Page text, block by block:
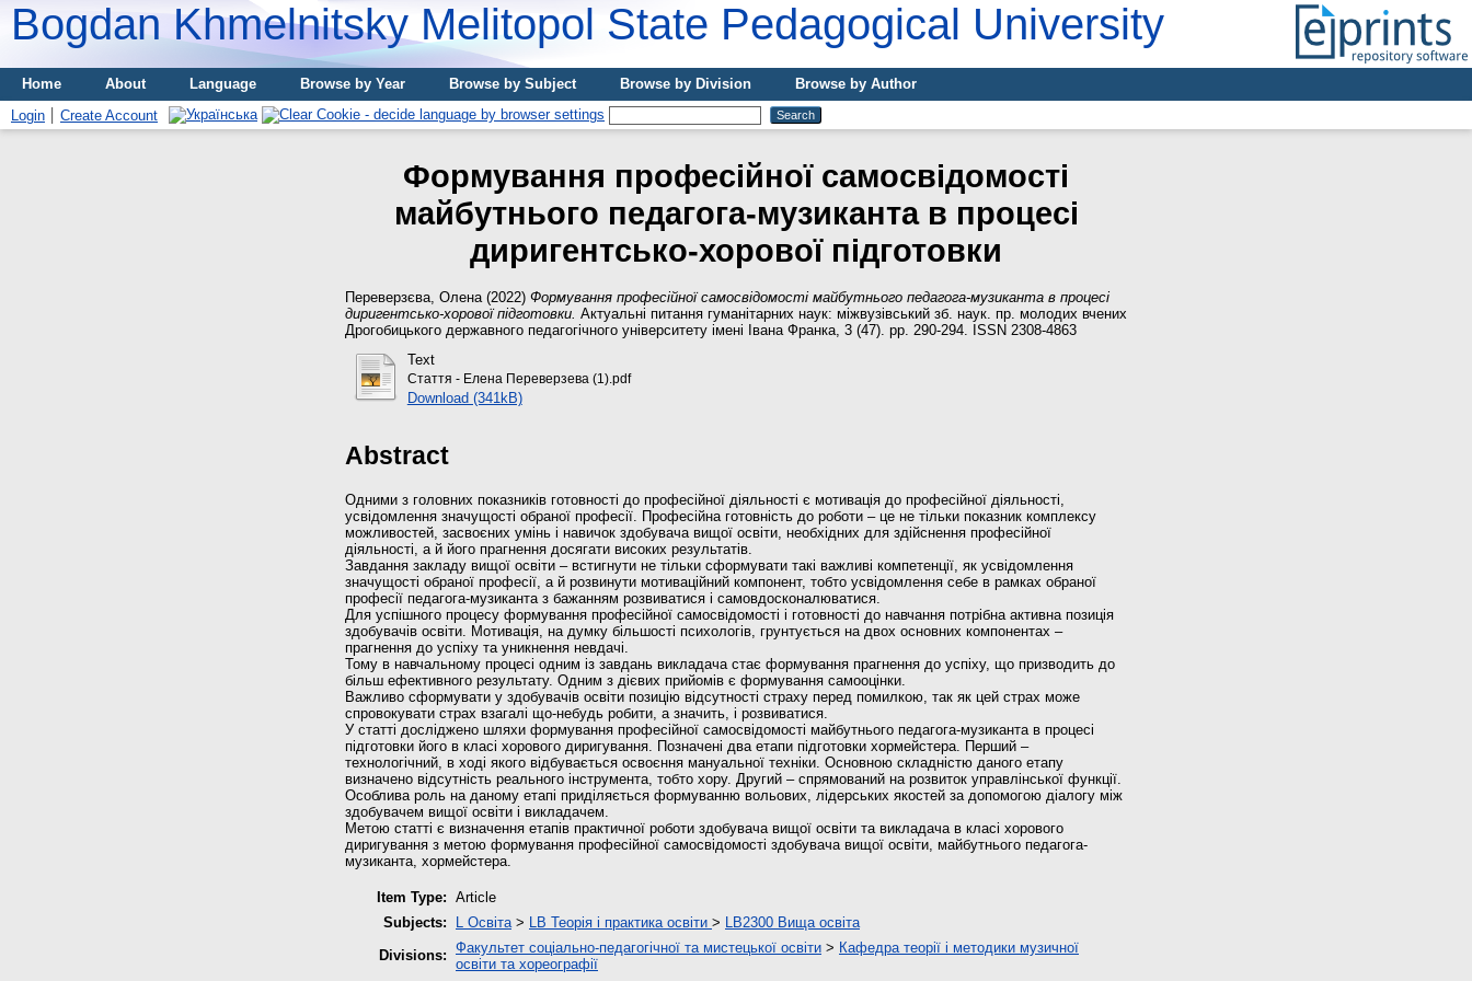
Bogdan Khmelnitsky Melitopol State Pedagogical University
Home About Language Browse by Year Browse by Subject Browse by Division
Browse by Author
Login
Create Account
Формування професійної самосвідомості
майбутнього педагога-музиканта в процесі
диригентсько-хорової підготовки
Переверзєва, Олена (2022) Формування професійної самосвідомості майбутнього педагога-музиканта в процесі
диригентсько-хорової підготовки. Актуальні питання гуманітарних наук: міжвузівський зб. наук. пр. молодих вчених
Дрогобицького державного педагогічного університету імені Івана Франка, 3 (47). pp. 290-294. ISSN 2308-4863
Text
Стаття - Елена Переверзева (1).pdf
Download (341kB)
Abstract
Одними з головних показників готовності до професійної діяльності є мотивація до професійної діяльності,
усвідомлення значущості обраної професії. Професійна готовність до роботи – це не тільки показник комплексу
можливостей, засвоєних умінь і навичок здобувача вищої освіти, необхідних для здійснення професійної
діяльності, а й його прагнення досягати високих результатів.
Завдання закладу вищої освіти – встигнути не тільки сформувати такі важливі компетенції, як усвідомлення
значущості обраної професії, а й розвинути мотиваційний компонент, тобто усвідомлення себе в рамках обраної
професії педагога-музиканта з бажанням розвиватися і самовдосконалюватися.
Для успішного процесу формування професійної самосвідомості і готовності до навчання потрібна активна позиція
здобувачів освіти. Мотивація, на думку більшості психологів, грунтується на двох основних компонентах –
прагнення до успіху та уникнення невдачі.
Тому в навчальному процесі одним із завдань викладача стає формування прагнення до успіху, що призводить до
більш ефективного результату. Одним з дієвих прийомів є формування самооцінки.
Важливо сформувати у здобувачів освіти позицію відсутності страху перед помилкою, так як цей страх може
спровокувати страх взагалі що-небудь робити, а значить, і розвиватися.
У статті досліджено шляхи формування професійної самосвідомості майбутнього педагога-музиканта в процесі
підготовки його в класі хорового диригування. Позначені два етапи підготовки хормейстера. Перший –
технологічний, в ході якого відбувається освоєння мануальної техніки. Основною складністю даного етапу
визначено відсутність реального інструмента, тобто хору. Другий – спрямований на розвиток управлінської функції.
Особлива роль на даному етапі приділяється формуванню вольових, лідерських якостей за допомогою діалогу між
здобувачем вищої освіти і викладачем.
Метою статті є визначення етапів практичної роботи здобувача вищої освіти та викладача в класі хорового
диригування з метою формування професійної самосвідомості здобувача вищої освіти, майбутнього педагога-
музиканта, хормейстера.
Item Type: Article
Subjects:
L Освіта> LB Теорія і практика освіти > LB2300 Вища освіта
Divisions: Факультет соціально-педагогічної та мистецької освіти > Кафедра теорії і методики музичної
освіти та хореографії